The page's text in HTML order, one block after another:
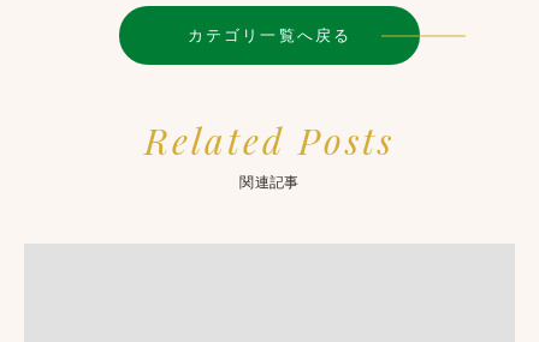
カテゴリ一覧へ戻る
Related Posts
関連記事